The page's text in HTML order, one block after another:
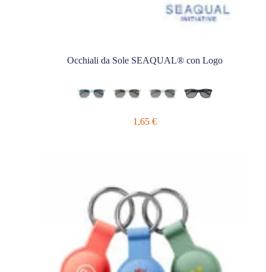
Occhiali da Sole SEAQUAL® con Logo
1,65 €